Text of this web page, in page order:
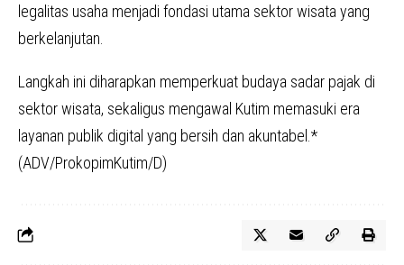
legalitas usaha menjadi fondasi utama sektor wisata yang
berkelanjutan.
Langkah ini diharapkan memperkuat budaya sadar pajak di
sektor wisata, sekaligus mengawal Kutim memasuki era
layanan publik digital yang bersih dan akuntabel.*
(ADV/ProkopimKutim/D)